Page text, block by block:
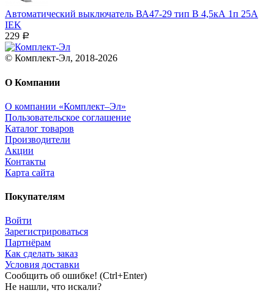
Автоматический выключатель ВА47-29 тип B 4,5кА 1п 25А
IEK
229 Р
© Комплект-Эл, 2018-2026
О Компании
О компании «Комплект–Эл»
Пользовательское соглашение
Каталог товаров
Производители
Акции
Контакты
Карта сайта
Покупателям
Войти
Зарегистрироваться
Партнёрам
Как сделать заказ
Условия доставки
Сообщить об ошибке! (Ctrl+Enter)
Не нашли, что искали?